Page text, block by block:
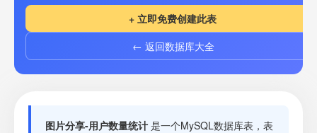
套餐
+ 立即免费创建此表
← 返回数据库大全
图片分享-用户数量统计 是一个MySQL数据库表，表